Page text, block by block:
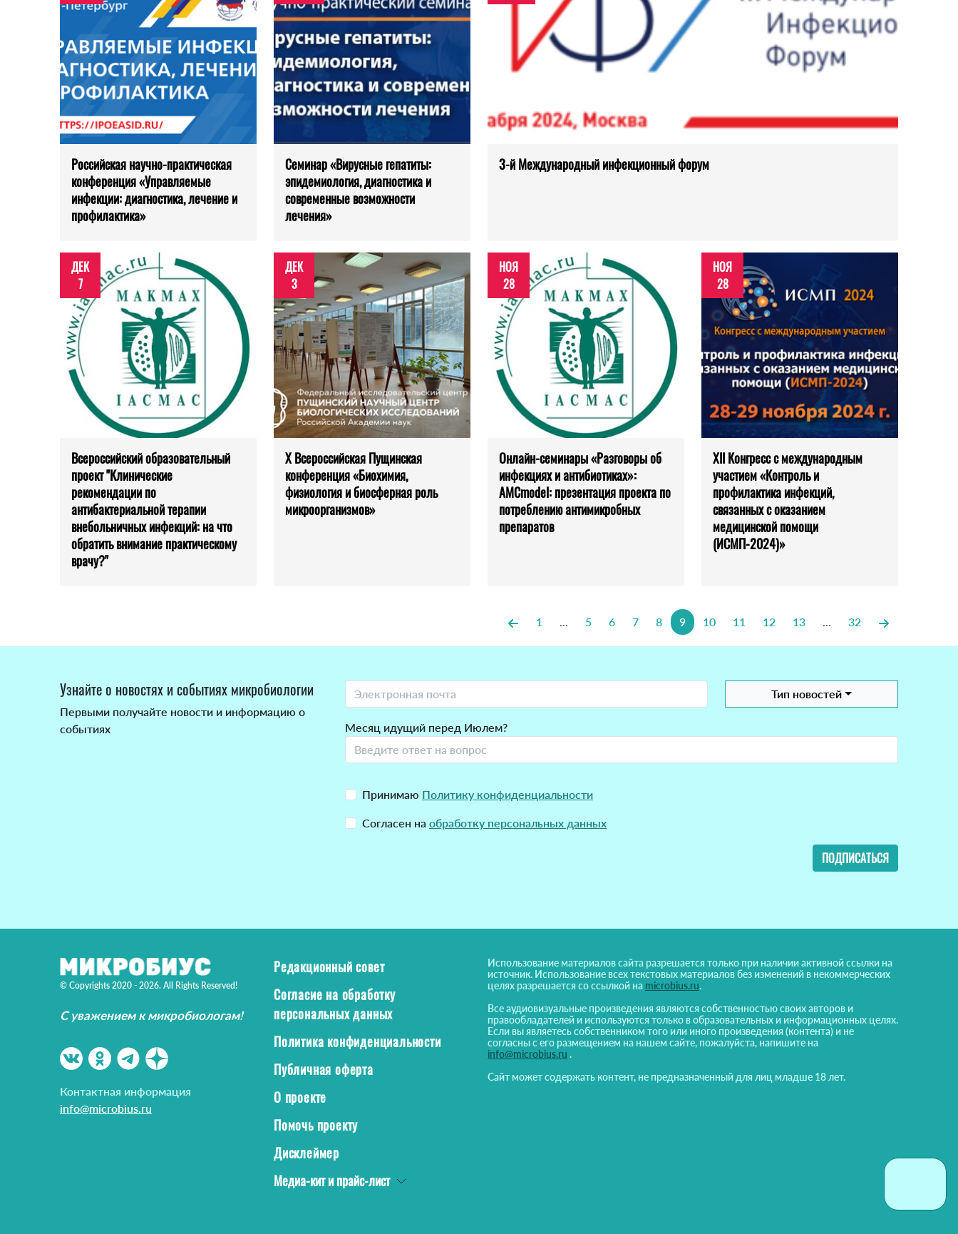
Российская научно-практическая
конференция «Управляемые
инфекции: диагностика, лечение и
профилактика»
Семинар «Вирусные гепатиты:
эпидемиология, диагностика и
современные возможности
лечения»
3-й Международный инфекционный форум
ДЕК
7
Всероссийский образовательный
проект "Клинические
рекомендации по
антибактериальной терапии
внебольничных инфекций: на что
обратить внимание практическому
врачу?"
ДЕК
3
X Всероссийская Пущинская
конференция «Биохимия,
физиология и биосферная роль
микроорганизмов»
НОЯ
28
Онлайн-семинары «Разговоры об
инфекциях и антибиотиках»:
AMCmodel: презентация проекта по
потреблению антимикробных
препаратов
НОЯ
28
XII Конгресс с международным
участием «Контроль и
профилактика инфекций,
связанных с оказанием
медицинской помощи
(ИСМП-2024)»
1 ... 5 6 7 8 9 10 11 12 13 ... 32
Узнайте о новостях и событиях микробиологии
Первыми получайте новости и информацию о
событиях
Тип новостей
Месяц идущий перед Июлем?
Принимаю Политику конфиденциальности
Согласен на обработку персональных данных
ПОДПИСАТЬСЯ
© Copyrights 2020 - 2026. All Rights Reserved!
С уважением к микробиологам!
Контактная информация
info@microbius.ru
Редакционный совет
Согласие на обработку
персональных данных
Политика конфиденциальности
Публичная оферта
О проекте
Помочь проекту
Дисклеймер
Медиа-кит и прайс-лист
Использование материалов сайта разрешается только при наличии активной ссылки на
источник. Использование всех текстовых материалов без изменений в некоммерческих
целях разрешается со ссылкой на microbius.ru.
Все аудиовизуальные произведения являются собственностью своих авторов и
правообладателей и используются только в образовательных и информационных целях.
Если вы являетесь собственником того или иного произведения (контента) и не
согласны с его размещением на нашем сайте, пожалуйста, напишите на
info@microbius.ru .
Сайт может содержать контент, не предназначенный для лиц младше 18 лет.